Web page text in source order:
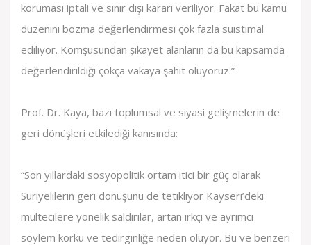
koruması iptali ve sınır dışı kararı veriliyor. Fakat bu kamu
düzenini bozma değerlendirmesi çok fazla suistimal
ediliyor. Komşusundan şikayet alanların da bu kapsamda
değerlendirildiği çokça vakaya şahit oluyoruz.”
Prof. Dr. Kaya, bazı toplumsal ve siyasi gelişmelerin de
geri dönüşleri etkilediği kanısında:
“Son yıllardaki sosyopolitik ortam itici bir güç olarak
Suriyelilerin geri dönüşünü de tetikliyor Kayseri’deki
mültecilere yönelik saldırılar, artan ırkçı ve ayrımcı
söylem korku ve tedirginliğe neden oluyor. Bu ve benzeri